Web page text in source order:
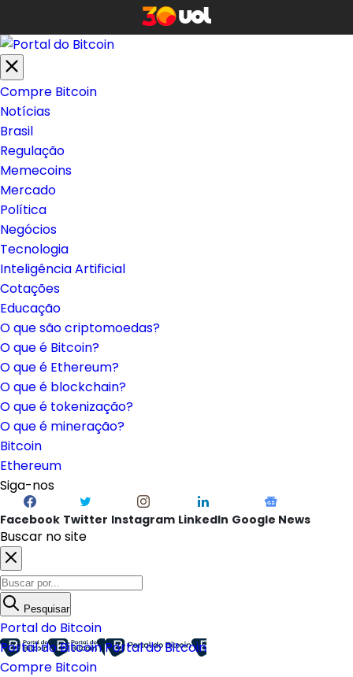
Compre Bitcoin
Notícias
Brasil
Regulação
Memecoins
Mercado
Política
Negócios
Tecnologia
Inteligência Artificial
Cotações
Educação
O que são criptomoedas?
O que é Bitcoin?
O que é Ethereum?
O que é blockchain?
O que é tokenização?
O que é mineração?
Bitcoin
Ethereum
Siga-nos
Facebook Twitter Instagram LinkedIn Google News
Buscar no site
Pesquisar
Portal do Bitcoin
Portal do BitcoinPortal do Bitcoin
Compre Bitcoin